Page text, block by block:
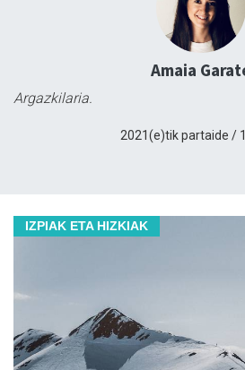
Amaia
Argazkilaria.
2021(e)tik partaide /
IZPIAK ETA HIZKIAK